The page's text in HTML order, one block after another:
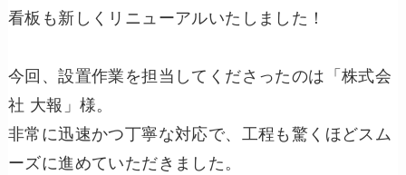
看板も新しくリニューアルいたしました！
今回、設置作業を担当してくださったのは「株式会
社 大報」様。
非常に迅速かつ丁寧な対応で、工程も驚くほどスム
ーズに進めていただきました。